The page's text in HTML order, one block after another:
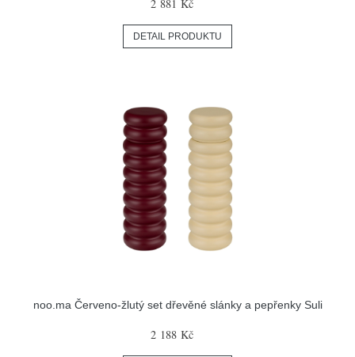
2 881 Kč
DETAIL PRODUKTU
noo.ma Červeno-žlutý set dřevěné slánky a pepřenky Suli
2 188 Kč